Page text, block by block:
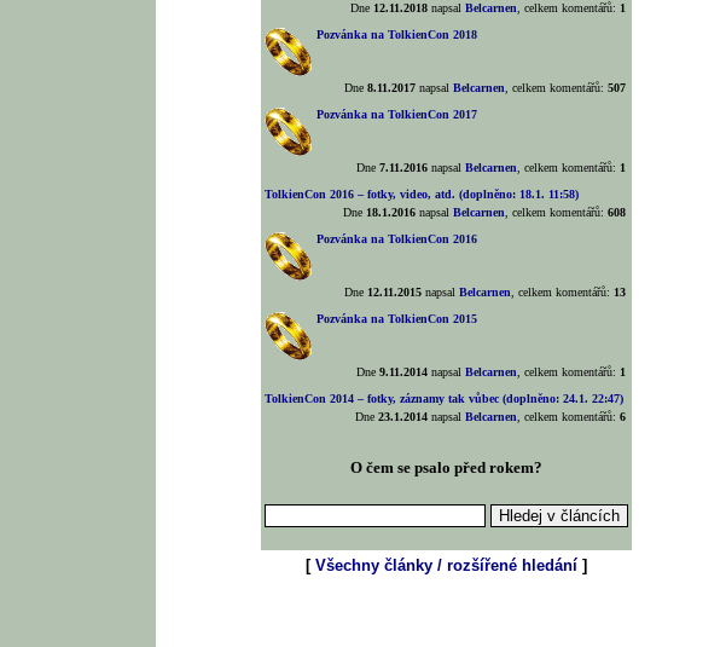
Dne 12.11.2018napsal Belcarnen , celkem komentářů: 1
Pozvánka na TolkienCon 2018
Dne 8.11.2017napsal Belcarnen , celkem komentářů: 507
Pozvánka na TolkienCon 2017
Dne 7.11.2016napsal Belcarnen , celkem komentářů: 1
TolkienCon 2016 – fotky, video, atd. (doplněno: 18.1. 11:58)
Dne 18.1.2016napsal Belcarnen , celkem komentářů: 608
Pozvánka na TolkienCon 2016
Dne 12.11.2015napsal Belcarnen , celkem komentářů: 13
Pozvánka na TolkienCon 2015
Dne 9.11.2014napsal Belcarnen , celkem komentářů: 1
TolkienCon 2014 – fotky, záznamy tak vůbec (doplněno: 24.1. 22:47)
Dne 23.1.2014napsal Belcarnen , celkem komentářů: 6
O čem se psalo před rokem?
[ Všechny články / rozšířené hledání]